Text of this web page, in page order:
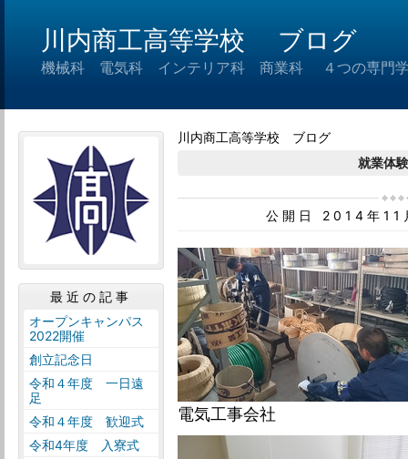
川内商工高等学校 ブログ
機械科 電気科 インテリア科 商業科 ４つの専門学
川内商工高等学校 ブログ
就業体
公開日 2014年
電気工事会社
最近の記事
オープンキャンパス
2022開催
創立記念日
令和４年度 一日遠
足
令和４年度 歓迎式
令和4年度 入寮式